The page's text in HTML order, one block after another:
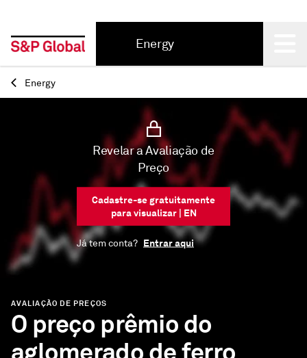
Energy
Back
Energy
AVALIAÇÃO DE PREÇOS
O preço prêmio do
Revelar a Avaliação de
Preço
Cadastre-se gratuitamente
para visualizar | EN
Já tem conta? Entrar aqui